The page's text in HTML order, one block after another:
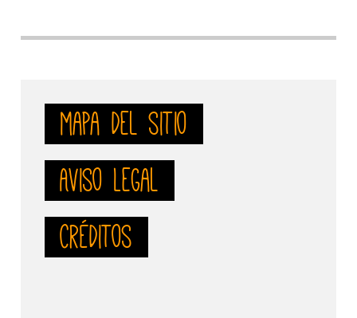
mapa del sitio
Aviso Legal
Créditos